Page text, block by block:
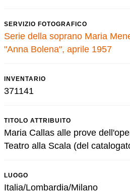
SERVIZIO FOTOGRAFICO
Serie della soprano Maria
"Anna Bolena", aprile 1957
INVENTARIO
371141
TITOLO ATTRIBUITO
Maria Callas alle prove
Teatro alla Scala (del
LUOGO
Italia/Lombardia/Milano